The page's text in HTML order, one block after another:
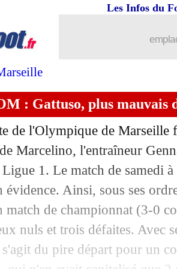
Les Infos du
: Gattuso, plus mauvais
de l'Olympique de Marseille
Marcelino, l'entraîneur
1. Le match de samedi
évidence. Ainsi, sous ses
match de championnat (3-0
nuls et trois défaites. Avec
du pire départ pour un
: la folle première en L1 de
: Ayew, retour et expulsion
a d'abord supporté
répond encore aux
: Bejlica nommé
: Silva présente ses excuses
1-0 Toulouse (fini)